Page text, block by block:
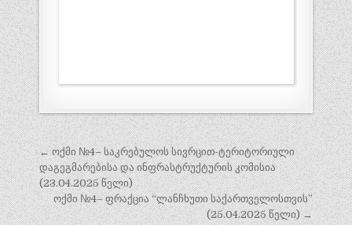
პოსტის
ნავიგაცია
← ოქმი №4– საკრებულოს სივრცით-ტერიტორიული
დაგეგმარებისა და ინფრასტრუქტურის კომისია
(23.04.2025 წელი)
ოქმი №4– ფრაქცია “ლანჩხუთი საქართველოსთვის”
(25.04.2025 წელი) →